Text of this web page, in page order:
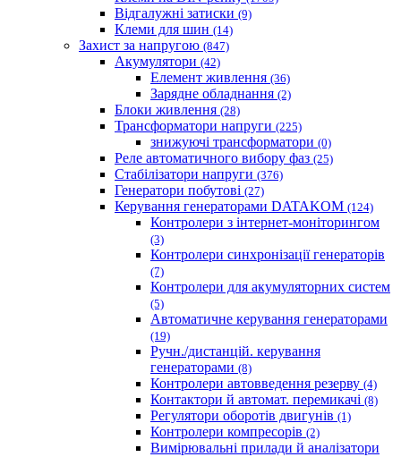
Відгалужні затиски (9)
Клеми для шин (14)
Захист за напругою (847)
Акумулятори (42)
Елемент живлення (36)
Зарядне обладнання (2)
Блоки живлення (28)
Трансформатори напруги (225)
знижуючі трансформатори (0)
Реле автоматичного вибору фаз (25)
Стабілізатори напруги (376)
Генератори побутові (27)
Керування генераторами DATAKOM (124)
Контролери з інтернет-моніторингом
(3)
Контролери синхронізації генераторів
(7)
Контролери для акумуляторних систем
(5)
Автоматичне керування генераторами
(19)
Ручн./дистанцій. керування
генераторами (8)
Контролери автовведення резерву (4)
Контактори й автомат. перемикачі (8)
Регулятори оборотів двигунів (1)
Контролери компресорів (2)
Вимірювальні прилади й аналізатори